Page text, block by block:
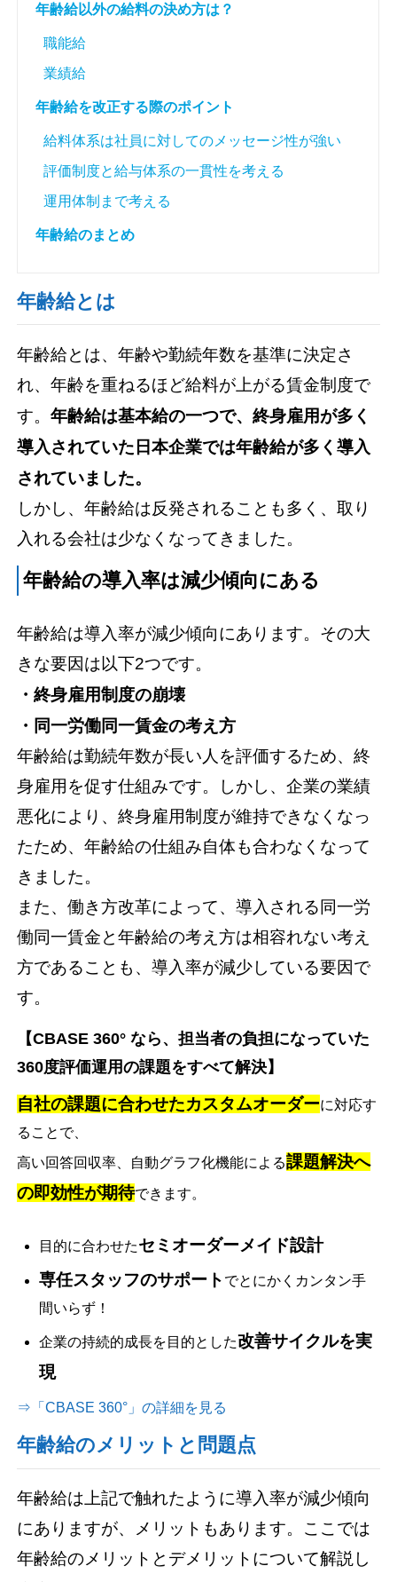
年齢給以外の給料の決め方は？
職能給
業績給
年齢給を改正する際のポイント
給料体系は社員に対してのメッセージ性が強い
評価制度と給与体系の一貫性を考える
運用体制まで考える
年齢給のまとめ
年齢給とは
年齢給とは、年齢や勤続年数を基準に決定さ
れ、年齢を重ねるほど給料が上がる賃金制度で
す。年齢給は基本給の一つで、終身雇用が多く
導入されていた日本企業では年齢給が多く導入
されていました。
しかし、年齢給は反発されることも多く、取り
入れる会社は少なくなってきました。
年齢給の導入率は減少傾向にある
年齢給は導入率が減少傾向にあります。その大
きな要因は以下2つです。
・終身雇用制度の崩壊
・同一労働同一賃金の考え方
年齢給は勤続年数が長い人を評価するため、終
身雇用を促す仕組みです。しかし、企業の業績
悪化により、終身雇用制度が維持できなくなっ
たため、年齢給の仕組み自体も合わなくなって
きました。
また、働き方改革によって、導入される同一労
働同一賃金と年齢給の考え方は相容れない考え
方であることも、導入率が減少している要因で
す。
【CBASE 360° なら、担当者の負担になっていた
360度評価運用の課題をすべて解決】
自社の課題に合わせたカスタムオーダーに対応す
ることで、
高い回答回収率、自動グラフ化機能による課題解決へ
の即効性が期待できます。
目的に合わせたセミオーダーメイド設計
専任スタッフのサポート でとにかくカンタン手
間いらず！
企業の持続的成長を目的とした改善サイクルを実
現
⇒「CBASE 360°」の詳細を見る
年齢給のメリットと問題点
年齢給は上記で触れたように導入率が減少傾向
にありますが、メリットもあります。ここでは
年齢給のメリットとデメリットについて解説し